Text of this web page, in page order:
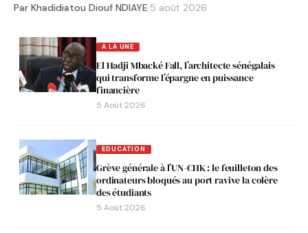
Par Khadidiatou Diouf NDIAYE·5 août 2026
A LA UNE
El Hadji Mbacké Fall, l’architecte sénégalais
qui transforme l’épargne en puissance
financière
5 Août 2026
EDUCATION
Grève générale à l’UN-CHK : le feuilleton des
ordinateurs bloqués au port ravive la colère
des étudiants
5 Août 2026